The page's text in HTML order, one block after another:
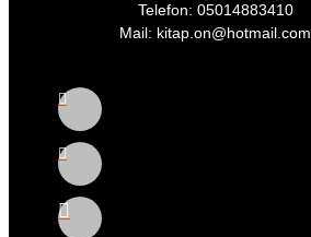
Telefon: 05014883410
Mail: kitap.on@hotmail.com